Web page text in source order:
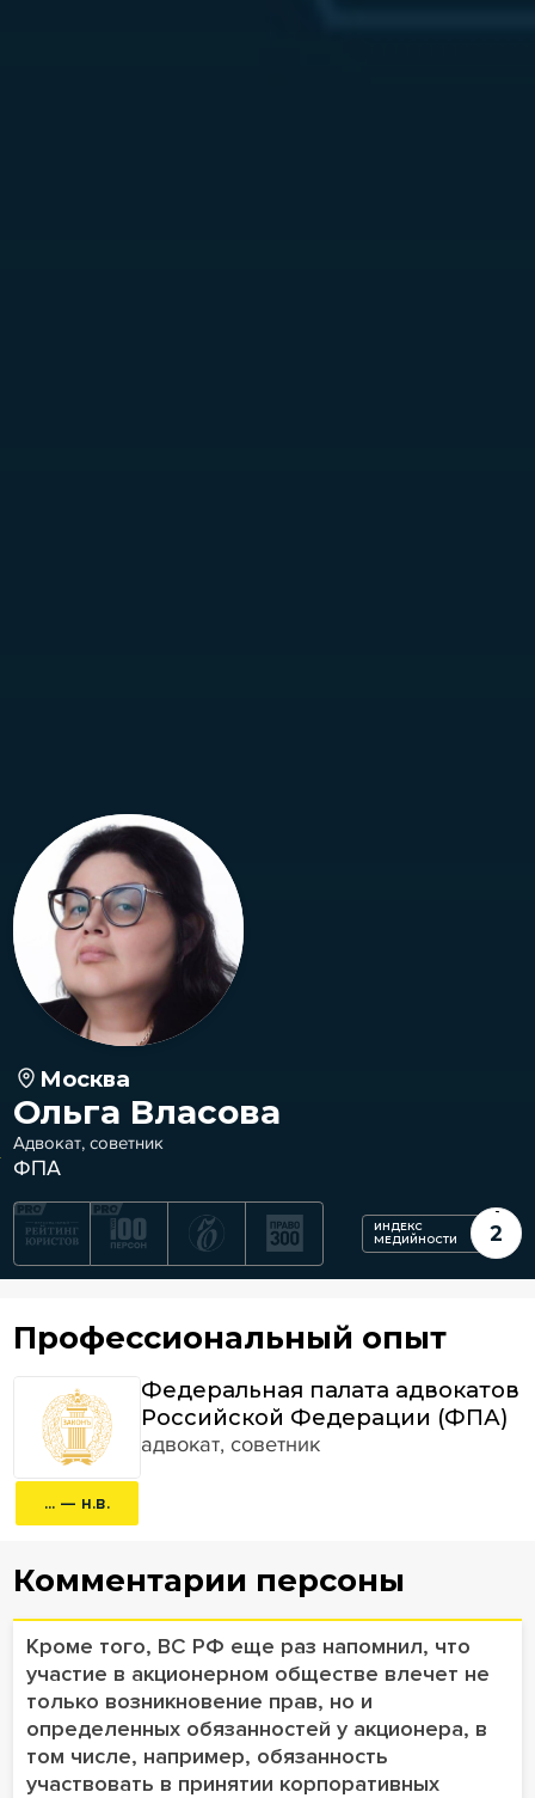
Москва
Ольга Власова
Адвокат, советник
ФПА
ИНДЕКС
МЕДИЙНОСТИ
2
Профессиональный опыт
... — н.в.
Федеральная палата адвокатов
Российской Федерации (ФПА)
адвокат, советник
Комментарии персоны
Кроме того, ВС РФ еще раз напомнил, что
участие в акционерном обществе влечет не
только возникновение прав, но и
определенных обязанностей у акционера, в
том числе, например, обязанность
участвовать в принятии корпоративных